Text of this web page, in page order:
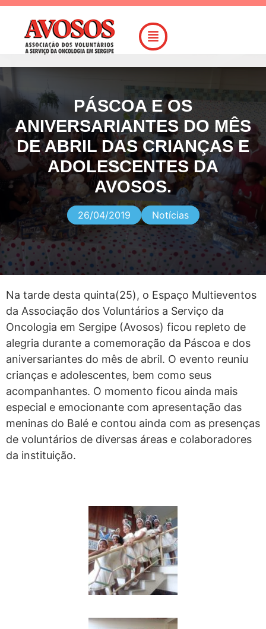
PÁSCOA E OS
ANIVERSARIANTES DO MÊS
DE ABRIL DAS CRIANÇAS E
ADOLESCENTES DA
AVOSOS.
26/04/2019 Notícias
Na tarde desta quinta(25), o Espaço Multieventos
da Associação dos Voluntários a Serviço da
Oncologia em Sergipe (Avosos) ficou repleto de
alegria durante a comemoração da Páscoa e dos
aniversariantes do mês de abril. O evento reuniu
crianças e adolescentes, bem como seus
acompanhantes. O momento ficou ainda mais
especial e emocionante com apresentação das
meninas do Balé e contou ainda com as presenças
de voluntários de diversas áreas e colaboradores
da instituição.